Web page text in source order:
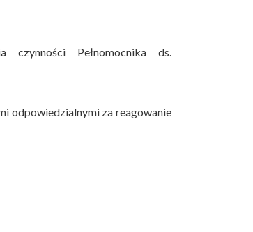
czynności Pełnomocnika ds.
odpowiedzialnymi za reagowanie